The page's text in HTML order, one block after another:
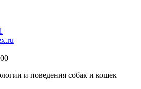
и поведения собак и кошек